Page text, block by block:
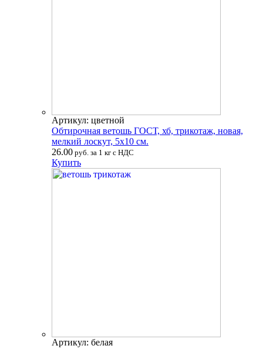
Артикул: цветной
Обтирочная ветошь ГОСТ, хб, трикотаж, новая,
мелкий лоскут, 5х10 см.
26.00 руб. за 1 кг с НДС
Купить
Артикул: белая